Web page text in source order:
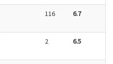
116 6.7
2 6.5